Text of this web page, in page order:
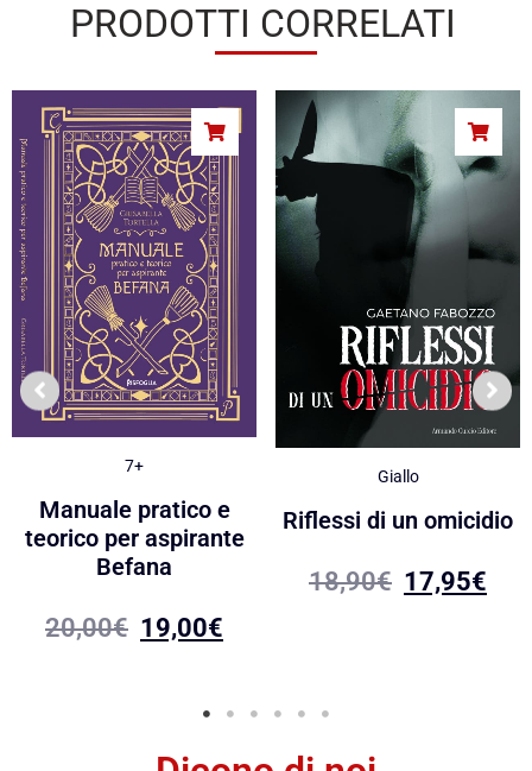
PRODOTTI CORRELATI
7+
Manuale pratico e
teorico per aspirante
Befana
20,00€ 19,00€
Giallo
Riflessi di un omicidio
18,90€ 17,95€